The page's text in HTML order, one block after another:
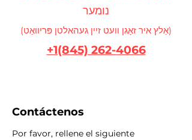
נומער
(אַלץ איר זאָגן וועט זיין געהאלטן פּריוואַט)
+1(845) 262-4066
Contáctenos
Por favor, rellene el siguiente